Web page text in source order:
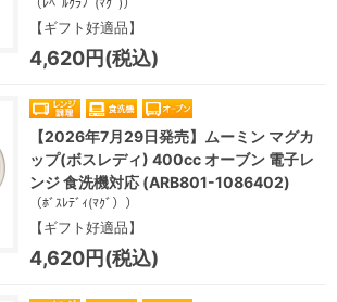
【ギフト好適品】
4,620円(税込)
【2026年7月29日発売】ムーミン マグカ
ップ(ボスレディ) 400cc オーブン 電子レ
ンジ 食洗機対応 (ARB801-1086402)
（ﾎﾞｽﾚﾃﾞｨ(ﾏｸﾞ））
【ギフト好適品】
4,620円(税込)